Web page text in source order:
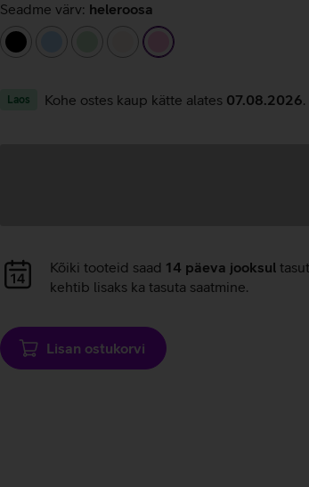
Seadme värv: heleroosa
must
heleroheline
beež heleroosa
Laos Kohe ostes kaup kätte alates 07.08.2026
Andmete
laadimine
Kõiki tooteid saad 14 päeva jooksul
kehtib lisaks ka tasuta saatmine.
Lisan ostukorvi